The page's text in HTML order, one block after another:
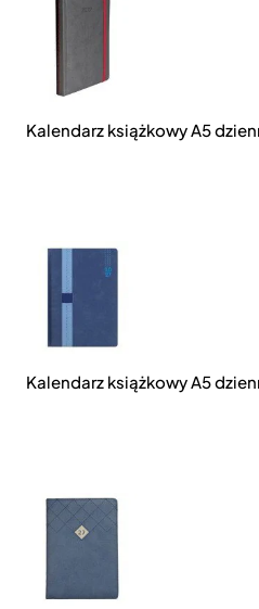
Kalendarz książkowy A5
Kalendarz książkowy A5